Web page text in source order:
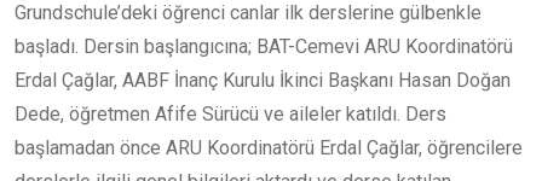
Grundschule’deki öğrenci canlar ilk derslerine gülbenkle
başladı. Dersin başlangıcına; BAT-Cemevi ARU Koordinatörü
Erdal Çağlar, AABF İnanç Kurulu İkinci Başkanı Hasan Doğan
Dede, öğretmen Afife Sürücü ve aileler katıldı. Ders
başlamadan önce ARU Koordinatörü Erdal Çağlar, öğrencilere